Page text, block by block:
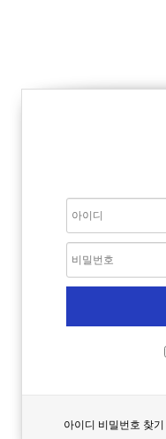
아이디 비밀번호 찾기